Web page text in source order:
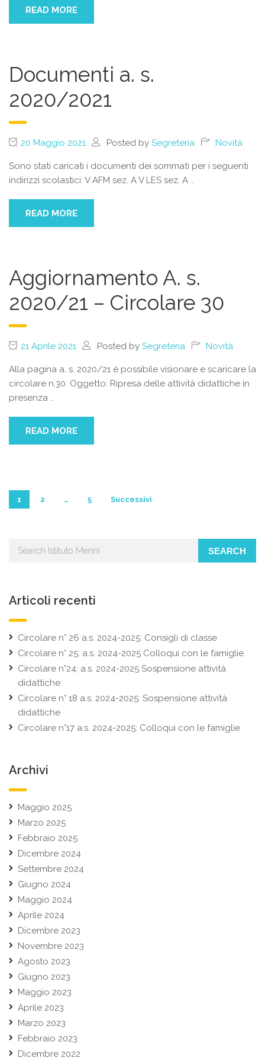
READ MORE
Documenti a. s.
2020/2021
20 Maggio 2021 Posted by Segreteria Novità
Sono stati caricati i documenti dei sommati per i seguenti
indirizzi scolastici: V AFM sez. A V LES sez. A …
READ MORE
Aggiornamento A. s.
2020/21 – Circolare 30
21 Aprile 2021 Posted by Segreteria Novità
Alla pagina a. s. 2020/21 è possibile visionare e scaricare la
circolare n.30. Oggetto: Ripresa delle attività didattiche in
presenza …
READ MORE
Paginazione
articoli
1 2 … 5 Successivi
SEARCH
Articoli recenti
Circolare n° 26 a.s. 2024-2025: Consigli di classe
Circolare n° 25: a.s. 2024-2025 Colloqui con le famiglie
Circolare n°24: a.s. 2024-2025 Sospensione attività
didattiche
Circolare n° 18 a.s. 2024-2025: Sospensione attività
didattiche
Circolare n°17 a.s. 2024-2025: Colloqui con le famiglie
Archivi
Maggio 2025
Marzo 2025
Febbraio 2025
Dicembre 2024
Settembre 2024
Giugno 2024
Maggio 2024
Aprile 2024
Dicembre 2023
Novembre 2023
Agosto 2023
Giugno 2023
Maggio 2023
Aprile 2023
Marzo 2023
Febbraio 2023
Dicembre 2022